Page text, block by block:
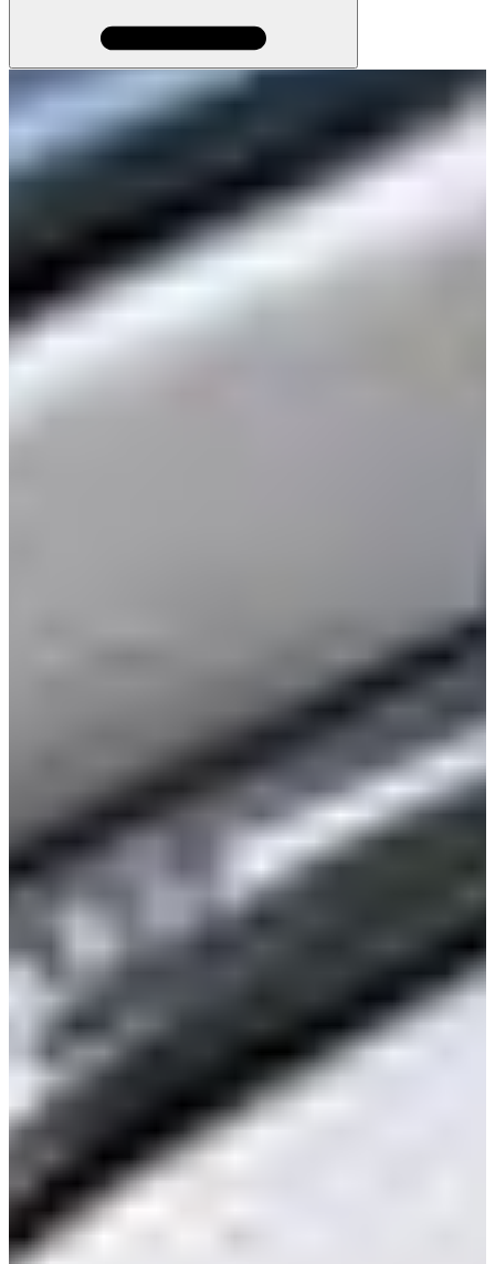
ELYTE ウィメンズクラブ 好評発売
中！
製品を見る
FAIRWAY WOODS
View
HYBRIDS
View